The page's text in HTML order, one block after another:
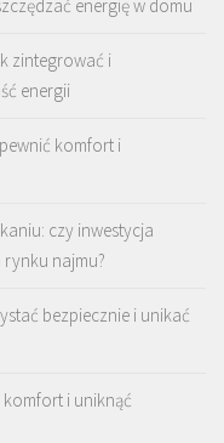
energię w domu
zintegrować i
energii
komfort i
czy inwestycja
najmu?
bezpiecznie i unikać
i uniknąć